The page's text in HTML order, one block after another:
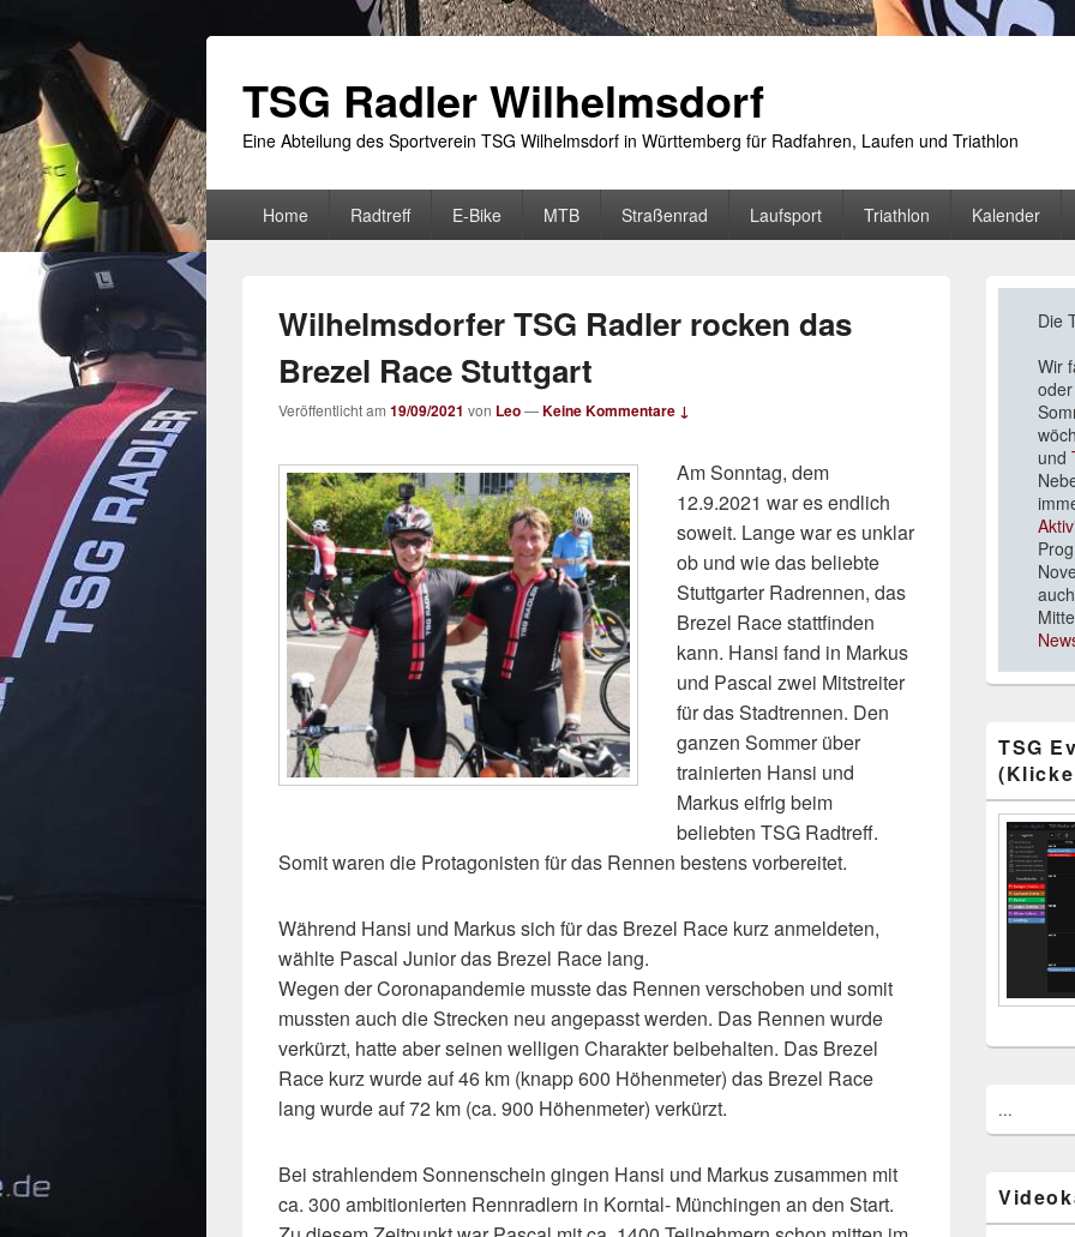
TSG Radler Wilhelmsdorf
Eine Abteilung des Sportverein TSG Wilhelmsdorf in Württemberg für Radfahren, Laufen und Triathlon
Primäres
Menü
Home Radtreff E-Bike MTB Straßenrad Laufsport Triathlon Kalender
Wilhelmsdorfer TSG Radler rocken das
Brezel Race Stuttgart
Veröffentlicht am 19/09/2021 von Leo—Keine Kommentare ↓
Am Sonntag, dem
12.9.2021 war es endlich
soweit. Lange war es unklar
ob und wie das beliebte
Stuttgarter Radrennen, das
Brezel Race stattfinden
kann. Hansi fand in Markus
und Pascal zwei Mitstreiter
für das Stadtrennen. Den
ganzen Sommer über
trainierten Hansi und
Markus eifrig beim
beliebten TSG Radtreff.
Somit waren die Protagonisten für das Rennen bestens vorbereitet.
Während Hansi und Markus sich für das Brezel Race kurz anmeldeten,
wählte Pascal Junior das Brezel Race lang.
Wegen der Coronapandemie musste das Rennen verschoben und somit
mussten auch die Strecken neu angepasst werden. Das Rennen wurde
verkürzt, hatte aber seinen welligen Charakter beibehalten. Das Brezel
Race kurz wurde auf 46 km (knapp 600 Höhenmeter) das Brezel Race
lang wurde auf 72 km (ca. 900 Höhenmeter) verkürzt.
Bei strahlendem Sonnenschein gingen Hansi und Markus zusammen mit
ca. 300 ambitionierten Rennradlern in Korntal- Münchingen an den Start.
Primärer
Die
Wir
und
TSG
...